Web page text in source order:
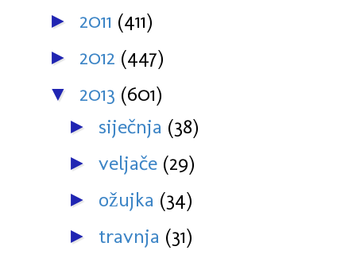
► 2011 (411)
► 2012 (447)
▼ 2013 (601)
► siječnja (38)
► veljače (29)
► ožujka (34)
► travnja (31)